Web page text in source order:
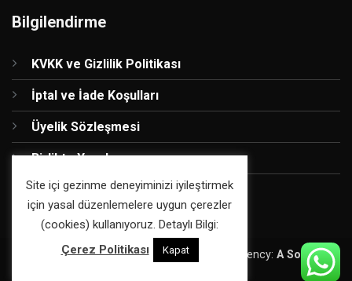
Bilgilendirme
KVKK ve Gizlilik Politikası
İptal ve İade Koşulları
Üyelik Sözleşmesi
Birlikte Yapalım
Copyright 2026 ©Atölye Smile | Digital Agency: A Sound
Site içi gezinme deneyiminizi iyileştirmek
için yasal düzenlemelere uygun çerezler
(cookies) kullanıyoruz. Detaylı Bilgi:
Çerez Politikası
Kapat